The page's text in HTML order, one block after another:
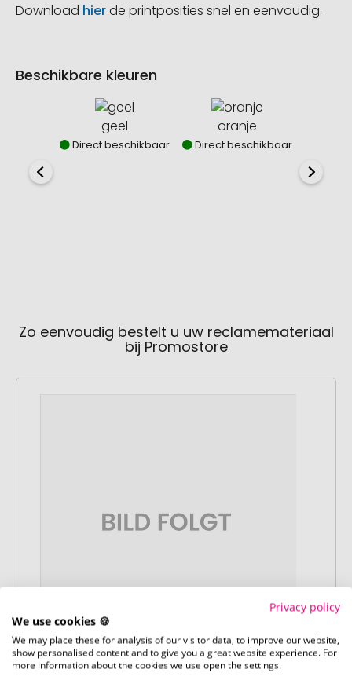
Download hierde printposities snel en eenvoudig.
Beschikbare kleuren
geel
Direct beschikbaar
oranje
Direct beschikbaar
Zo eenvoudig bestelt u uw reclamemateriaal
bij Promostore
Privacy policy
We use cookies 🍪
We may place these for analysis of our visitor data, to improve our website,
show personalised content and to give you a great website experience. For
more information about the cookies we use open the settings.